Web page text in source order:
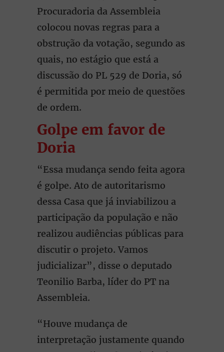
Procuradoria da Assembleia
colocou novas regras para a
obstrução da votação, segundo as
quais, no estágio que está a
discussão do PL 529 de Doria, só
é permitida por meio de questões
de ordem.
Golpe em favor de
Doria
“Essa mudança sendo feita agora
é golpe. Ato de autoritarismo
dessa Casa que já inviabilizou a
participação da população e não
realizou audiências públicas para
discutir o projeto. Vamos
judicializar”, disse o deputado
Teonilio Barba, líder do PT na
Assembleia.
“Houve mudança de
interpretação justamente quando